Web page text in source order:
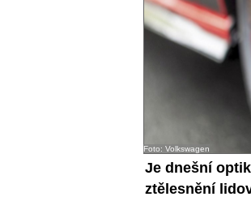
Foto: Volkswagen
Je dnešní
ztělesnění